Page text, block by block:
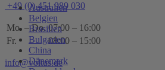
Australien
Belgien
Brasilien
Bulgarien
China
Dänemark
+49 (0) 451 989 030
Mo. – Do. 07:00 – 16:00
Fr.
08:00 – 15:00
info@voltus.de